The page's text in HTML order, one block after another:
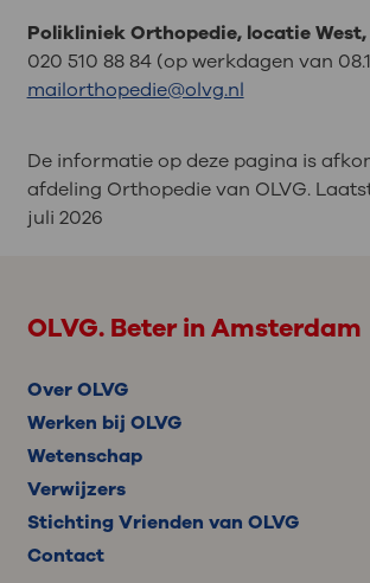
Polikliniek Orthopedie, locatie
020 510 88 84 (op werkdagen van
mailorthopedie@olvg.nl
De informatie op deze pagina is
afdeling Orthopedie van OLVG.
juli 2026
OLVG. Beter in Amsterdam
Over OLVG
Werken bij OLVG
Wetenschap
Verwijzers
Stichting Vrienden van OLVG
Contact